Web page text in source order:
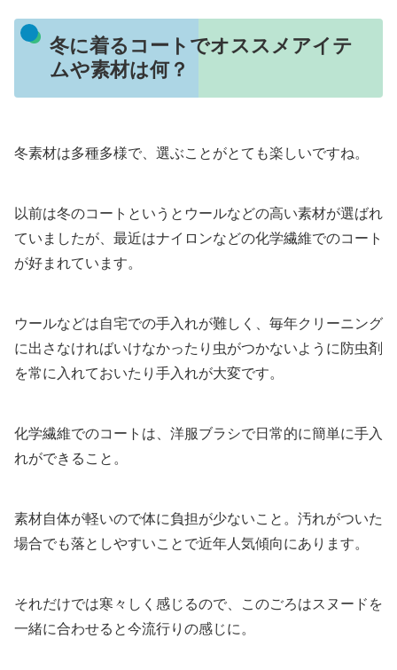
冬に着るコートでオススメアイテ
ムや素材は何？
冬素材は多種多様で、選ぶことがとても楽しいですね。
以前は冬のコートというとウールなどの高い素材が選ばれ
ていましたが、最近はナイロンなどの化学繊維でのコート
が好まれています。
ウールなどは自宅での手入れが難しく、毎年クリーニング
に出さなければいけなかったり虫がつかないように防虫剤
を常に入れておいたり手入れが大変です。
化学繊維でのコートは、洋服ブラシで日常的に簡単に手入
れができること。
素材自体が軽いので体に負担が少ないこと。汚れがついた
場合でも落としやすいことで近年人気傾向にあります。
それだけでは寒々しく感じるので、このごろはスヌードを
一緒に合わせると今流行りの感じに。